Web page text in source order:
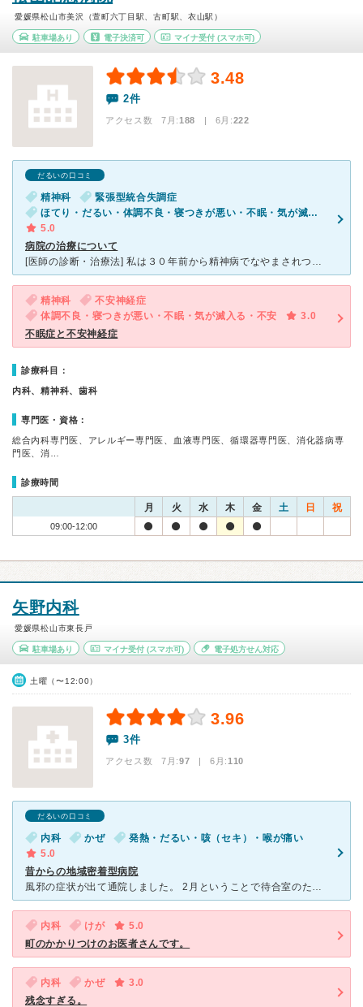
愛媛県松山市美沢（萱町六丁目駅、古町駅、衣山駅）
駐車場あり 電子決済可 マイナ受付 (スマホ可)
3.48
2件
アクセス数 7月:188 | 6月:222
だるいの口コミ
精神科
緊張型統合失調症
ほてり・だるい・体調不良・寝つきが悪い・不眠・気が滅入る・不安・幻想・妄想
5.0
病院の治療について
[医師の診断・治療法] 私は３０年前から精神病でなやまされつずけました。いろんな病院を転々としていまやっと松山記念病院と言う病院で統合失調症と言う病気がなおりました。いまは漢方薬と消化剤でなおり
精神科
不安神経症
体調不良・寝つきが悪い・不眠・気が滅入る・不安
3.0
不眠症と不安神経症
診療科目：
内科、精神科、歯科
専門医・資格：
総合内科専門医、アレルギー専門医、血液専門医、循環器専門医、消化器病専
門医、消…
診療時間
月 火 水 木 金 土 日 祝
09:00-12:00
矢野内科
愛媛県松山市東長戸
駐車場あり マイナ受付(スマホ可) 電子処方せん対応
土曜（〜12:00）
3.96
3件
アクセス数 7月:97 | 6月:110
だるいの口コミ
内科 かぜ
発熱・だるい・咳（セキ）・喉が痛い
5.0
昔からの地域密着型病院
風邪の症状が出て通院しました。 2月ということで待合室のたくさんのベンチはほぼ満員。 待合室内に大きな空気清浄器があるので、せき込んでいる患者さんが多いときには気が楽になります。 現在は2代目（
内科 けが
5.0
町のかかりつけのお医者さんです。
内科 かぜ
3.0
残念すぎる。